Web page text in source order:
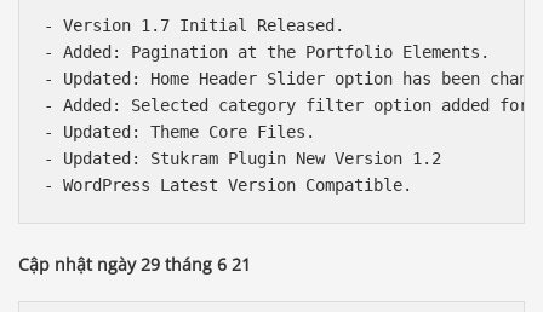
- Version 1.7 Initial Released.
- Added: Pagination at the Portfolio Elements.
- Updated: Home Header Slider option has been
- Added: Selected category filter option added
- Updated: Theme Core Files.
- Updated: Stukram Plugin New Version 1.2
Cập nhật ngày 29 tháng 6 21